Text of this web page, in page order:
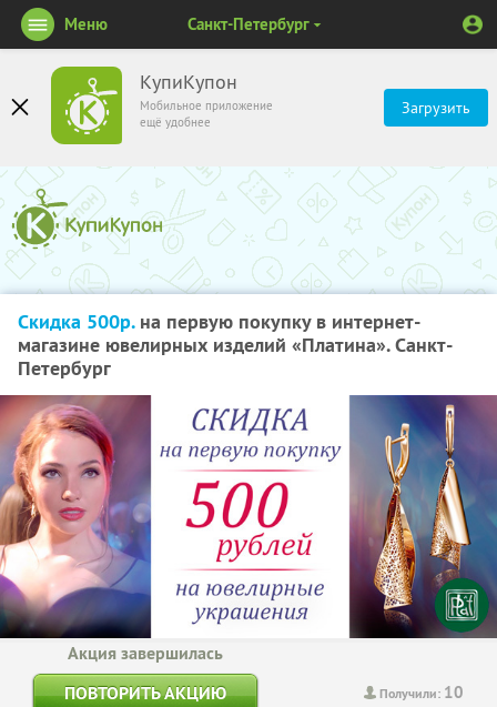
КупиКупон
Мобильное приложение
ещё удобнее
Загрузить
Меню Санкт-Петербург
Скидка 500р.на первую покупку в интернет-
магазине ювелирных изделий «Платина». Санкт-
Петербург
Получили: 10
Акция завершилась
ПОВТОРИТЬ АКЦИЮ